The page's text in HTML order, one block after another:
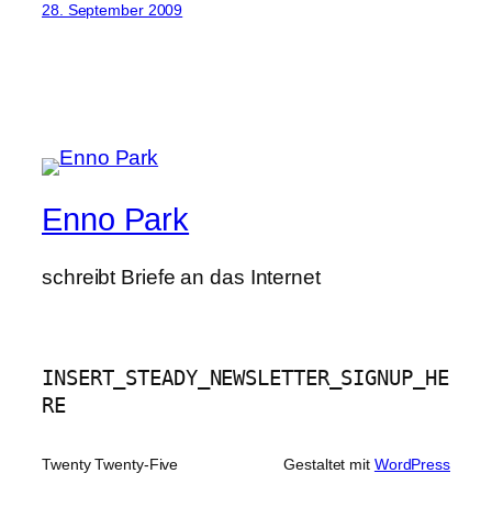
28. September 2009
Enno Park
schreibt Briefe an das Internet
INSERT_STEADY_NEWSLETTER_SIGNUP_HE
RE
Twenty Twenty-Five Gestaltet mit WordPress